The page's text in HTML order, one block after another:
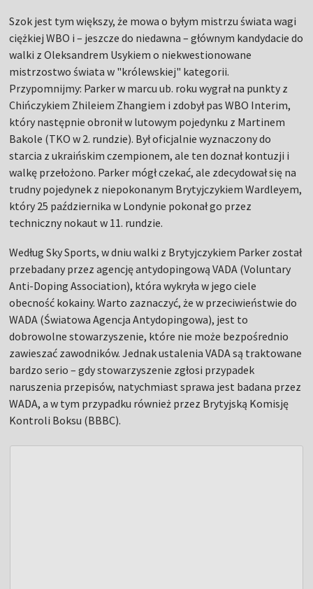
Szok jest tym większy, że mowa o byłym mistrzu świata wagi
ciężkiej WBO i – jeszcze do niedawna – głównym kandydacie do
walki z Oleksandrem Usykiem o niekwestionowane
mistrzostwo świata w "królewskiej" kategorii.
Przypomnijmy: Parker w marcu ub. roku wygrał na punkty z
Chińczykiem Zhileiem Zhangiem i zdobył pas WBO Interim,
który następnie obronił w lutowym pojedynku z Martinem
Bakole (TKO w 2. rundzie). Był oficjalnie wyznaczony do
starcia z ukraińskim czempionem, ale ten doznał kontuzji i
walkę przełożono. Parker mógł czekać, ale zdecydował się na
trudny pojedynek z niepokonanym Brytyjczykiem Wardleyem,
który 25 października w Londynie pokonał go przez
techniczny nokaut w 11. rundzie.
Według Sky Sports, w dniu walki z Brytyjczykiem Parker został
przebadany przez agencję antydopingową VADA (Voluntary
Anti-Doping Association), która wykryła w jego ciele
obecność kokainy. Warto zaznaczyć, że w przeciwieństwie do
WADA (Światowa Agencja Antydopingowa), jest to
dobrowolne stowarzyszenie, które nie może bezpośrednio
zawieszać zawodników. Jednak ustalenia VADA są traktowane
bardzo serio – gdy stowarzyszenie zgłosi przypadek
naruszenia przepisów, natychmiast sprawa jest badana przez
WADA, a w tym przypadku również przez Brytyjską Komisję
Kontroli Boksu (BBBC).